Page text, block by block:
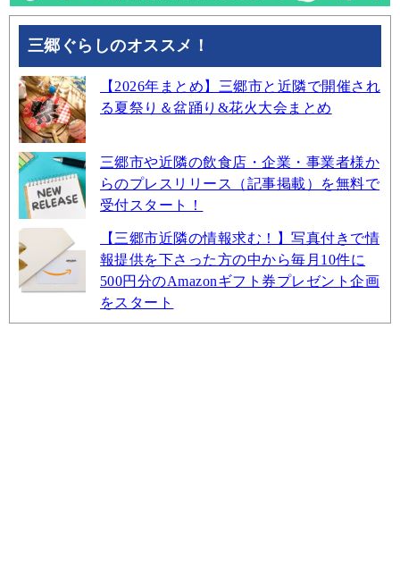
三郷ぐらしのオススメ！
【2026年まとめ】三郷市と近隣で開催され
る夏祭り＆盆踊り&花火大会まとめ
三郷市や近隣の飲食店・企業・事業者様か
らのプレスリリース（記事掲載）を無料で
受付スタート！
【三郷市近隣の情報求む！】写真付きで情
報提供を下さった方の中から毎月10件に
500円分のAmazonギフト券プレゼント企画
をスタート